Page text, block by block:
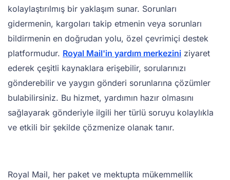
kolaylaştırılmış bir yaklaşım sunar. Sorunları
gidermenin, kargoları takip etmenin veya sorunları
bildirmenin en doğrudan yolu, özel çevrimiçi destek
platformudur. Royal Mail'in yardım merkezini ziyaret
ederek çeşitli kaynaklara erişebilir, sorularınızı
gönderebilir ve yaygın gönderi sorunlarına çözümler
bulabilirsiniz. Bu hizmet, yardımın hazır olmasını
sağlayarak gönderiyle ilgili her türlü soruyu kolaylıkla
ve etkili bir şekilde çözmenize olanak tanır.
Royal Mail, her paket ve mektupta mükemmellik